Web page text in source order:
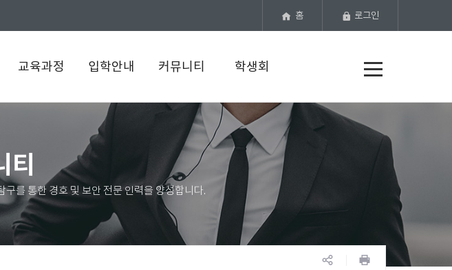
뉴
홈 로그인
교육과정 입학안내 커뮤니티 학생회
티